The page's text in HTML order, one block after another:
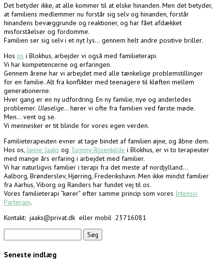
Det betyder ikke, at alle kommer til at elske hinanden. Men det betyder,
at familiens medlemmer nu forstår sig selv og hinanden, forstår
hinandens bevæggrunde og reaktioner, og har fået afdækket
misforståelser og fordomme.
Familien ser sig selv i et nyt lys… gennem helt andre positive briller.
Hos os i Blokhus, arbejder vi også med familieterapi.
Vi har kompetencerne og erfaringen.
Gennem årene har vi arbejdet med alle tænkelige problemstillinger
for en familie. Alt fra konflikter med teenagere til kløften mellem
generationerne.
Hver gang er en ny udfordring. En ny familie, nye og anderledes
problemer. Uløselige… hører vi ofte fra familien ved første møde.
Men… vent og se.
Vi mennesker er tit blinde for vores egen verden.
Familieterapeuten evner at tage bindet af familien øjne, og åbne dem.
Hos os, Janne Jaaks og Tommy Rosenkilde i Blokhus, er vi to terapeuter
med mange års erfaring i arbejdet med familier.
Vi har naturligvis familier i terapi fra det meste af nordjylland…
Aalborg, Brønderslev, Hjørring, Frederikshavn. Men ikke mindst familier
fra Aarhus, Viborg og Randers har fundet vej til os.
Vores familieterapi “kører” efter samme princip som vores Intensiv
Parterapi.
Kontakt: jaaks@privat.dk eller mobil 23716081
efter:
Seneste indlæg